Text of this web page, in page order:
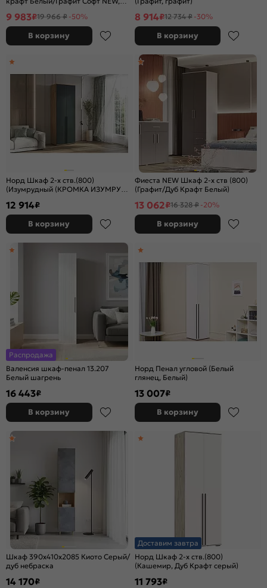
9 983₽19 966 ₽ -50%
В корзину
8 914₽12 734 ₽ -30%
В корзину
Норд Шкаф 2-х ств.(800)
(Изумрудный (КРОМКА ИЗУМРУД),
12 914₽
В корзину
Фиеста NEW Шкаф 2-х ств (800)
(Графит/Дуб Крафт Белый)
13 062₽16 328 ₽ -20%
В корзину
Распродажа
Валенсия шкаф-пенал 13.207
Белый шагрень
16 443₽
В корзину
Норд Пенал угловой (Белый
глянец, Белый)
13 007₽
В корзину
Шкаф 390x410x2085 Киото Серый/
дуб небраска
14 170₽
Доставим завтра
Норд Шкаф 2-х ств.(800)
(Кашемир, Дуб Крафт серый)
11 793₽